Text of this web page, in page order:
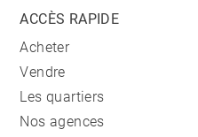
ACCÈS RAPIDE
Acheter
Vendre
Les quartiers
Nos agences